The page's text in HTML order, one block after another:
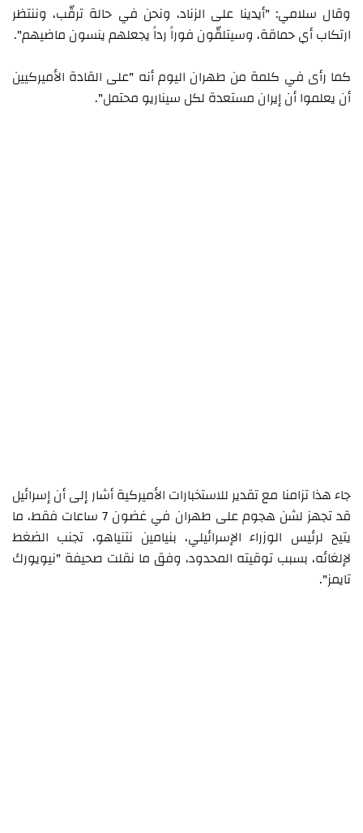
وقال سلامي: "أيدينا على الزناد، ونحن في حالة ترقّب، وننتظر
ارتكاب أي حماقة، وسيتلقّون فوراً رداً يجعلهم ينسون ماضيهم".
كما رأى في كلمة من طهران اليوم أنه "على القادة الأميركيين
أن يعلموا أن إيران مستعدة لكل سيناريو محتمل".
جاء هذا تزامنا مع تقدير للاستخبارات الأميركية أشار إلى أن إسرائيل
قد تجهز لشن هجوم على طهران في غضون 7 ساعات فقط، ما
يتيح لرئيس الوزراء الإسرائيلي، بنيامين نتنياهو، تجنب الضغط
لإلغائه، بسبب توقيته المحدود، وفق ما نقلت صحيفة "نيويورك
تايمز".